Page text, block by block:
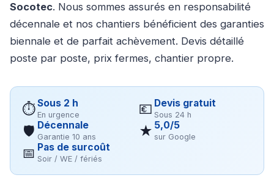
Socotec. Nous sommes assurés en responsabilité
décennale et nos chantiers bénéficient des garanties
biennale et de parfait achèvement. Devis détaillé
poste par poste, prix fermes, chantier propre.
⏱Sous 2 h
En urgence 💶 Devis gratuit
Sous 24 h
🛡 Décennale
Garantie 10 ans ★ 5,0/5
sur Google
📅 Pas de surcoût
Soir / WE / fériés